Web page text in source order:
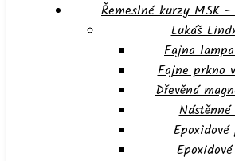
Řemeslné kurzy MSK
Lukáš
Fajna
Fajne prkno
Dřevěná